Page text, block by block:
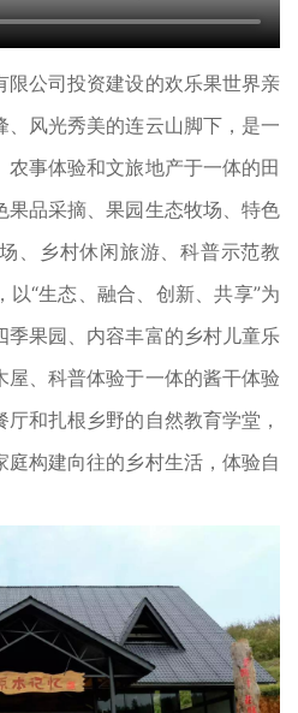
公司投资建设的欢乐果世界亲
风光秀美的连云山脚下，是一
事体验和文旅地产于一体的田
果品采摘、果园生态牧场、特色
、乡村休闲旅游、科普示范教
“生态、融合、创新、共享”为
季果园、内容丰富的乡村儿童乐
屋、科普体验于一体的酱干体验
和扎根乡野的自然教育学堂，
构建向往的乡村生活，体验自